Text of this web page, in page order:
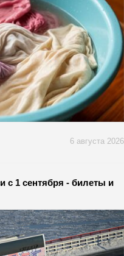
6 августа 2026
с 1 сентября - билеты и